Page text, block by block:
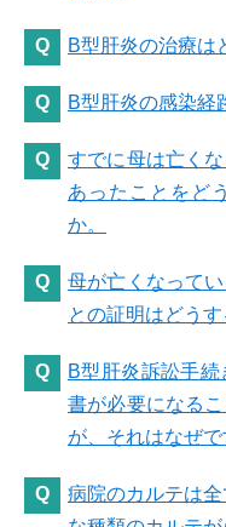
B型肝炎の治療は
B型肝炎の感染経
すでに母は亡く
あったことをど
か。
母が亡くなって
との証明はどう
B型肝炎訴訟手
書が必要になる
が、それはなぜで
病院のカルテは